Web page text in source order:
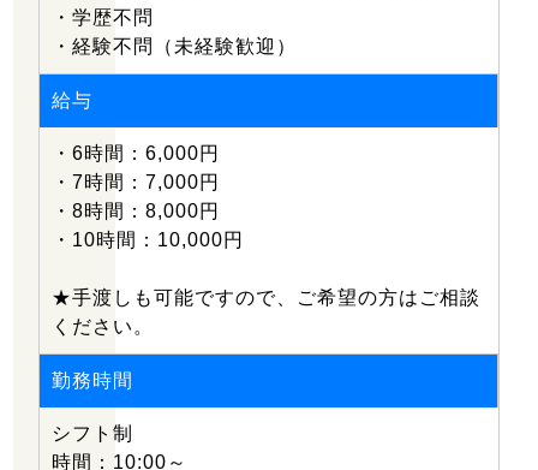
・学歴不問
・経験不問（未経験歓迎）
給与
・6時間：6,000円
・7時間：7,000円
・8時間：8,000円
・10時間：10,000円
★手渡しも可能ですので、ご希望の方はご相談
ください。
勤務時間
シフト制
時間：10:00～
大阪府守口市寺方錦通2丁目9-11 スペース21-307号